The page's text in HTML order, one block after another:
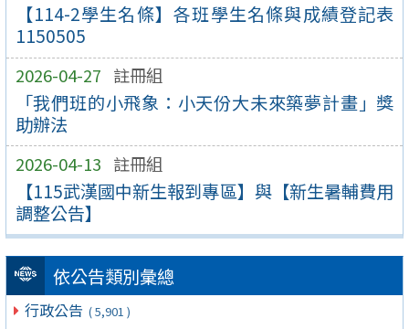
【114-2學生名條】各班學生名條與成績登記表
1150505
2026-04-27 註冊組
「我們班的小飛象：小天份大未來築夢計畫」獎
助辦法
2026-04-13 註冊組
【115武漢國中新生報到專區】與【新生暑輔費用
調整公告】
依公告類別彙總
行政公告 ( 5,901 )